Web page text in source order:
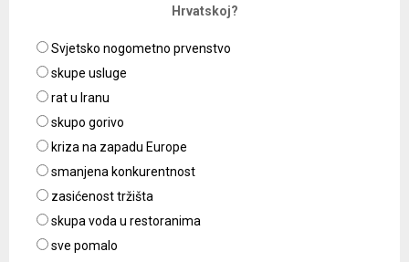
Hrvatskoj?
Svjetsko nogometno prvenstvo
skupe usluge
rat u Iranu
skupo gorivo
kriza na zapadu Europe
smanjena konkurentnost
zasićenost tržišta
skupa voda u restoranima
sve pomalo